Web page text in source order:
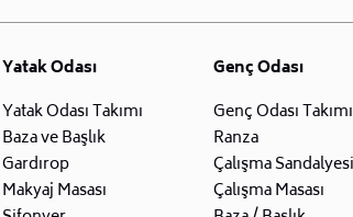
Yatak Odası
Yatak Odası Takımı
Baza ve Başlık
Gardırop
Makyaj Masası
Genç Odası
Genç Odası Takımı
Ranza
Çalışma Sandalyesi
Çalışma Masası